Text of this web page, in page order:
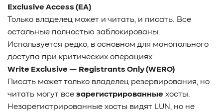
Exclusive Access (EA)
Только владелец может и читать, и писать. Все
остальные полностью заблокированы.
Используется редко, в основном для монопольного
доступа при критических операциях.
Write Exclusive — Registrants Only (WERO)
Писать может только владелец резервирования, но
читать могут все зарегистрированные хосты.
Незарегистрированные хосты видят LUN, но не